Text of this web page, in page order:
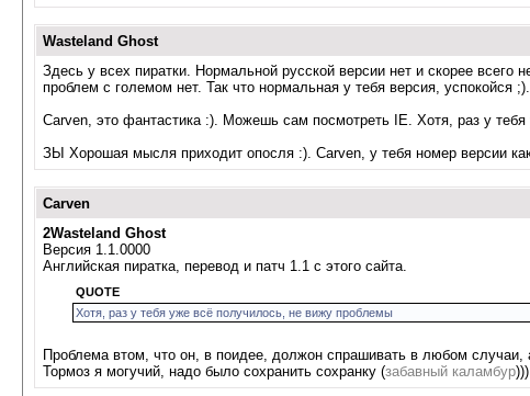
Wasteland Ghost
Здесь у всех пиратки. Нормальной русской версии нет и скорее всего
проблем с големом нет. Так что нормальная у тебя версия, успокойся ;).
Carven, это фантастика :). Можешь сам посмотреть IE. Хотя, раз у
ЗЫ Хорошая мысля приходит опосля :). Carven, у тебя номер версии
Carven
2Wasteland Ghost
Версия 1.1.0000
Английская пиратка, перевод и патч 1.1 с этого сайта.
QUOTE
Хотя, раз у тебя уже всё получилось, не вижу проблемы
Проблема втом, что он, в поидее, должон спрашивать в любом случаи,
Тормоз я могучий, надо было сохранить сохранку (забавный каламбур